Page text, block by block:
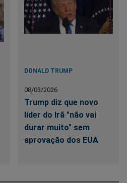
DONALD TRUMP
08/03/2026
Trump diz que novo
líder do Irã "não vai
durar muito" sem
aprovação dos EUA